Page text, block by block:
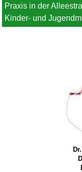
Praxis in der
Kinder- und